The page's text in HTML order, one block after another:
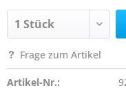
Frage zum Artikel
Artikel-Nr.: